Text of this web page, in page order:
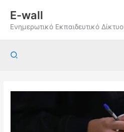
περιεχόμενο
E-wall
Ενημερωτικό Εκπαιδευτικό Δίκτυο
Αναζήτηση